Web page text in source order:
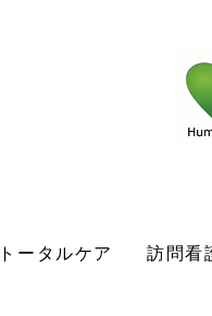
ータルケア 訪問看